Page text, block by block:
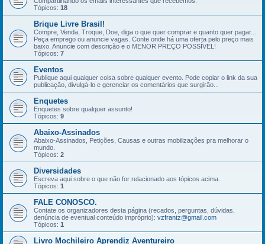
Tópicos: 18
Brique Livre Brasil!
Compre, Venda, Troque, Doe, diga o que quer comprar e quanto quer pagar...
Peça emprego ou anuncie vagas. Conte onde há uma oferta pelo preço mais
baixo. Anuncie com descrição e o MENOR PREÇO POSSÍVEL!
Tópicos: 7
Eventos
Publique aqui qualquer coisa sobre qualquer evento. Pode copiar o link da sua
publicação, divulgá-lo e gerenciar os comentários que surgirão...
Enquetes
Enquetes sobre qualquer assunto!
Tópicos: 9
Abaixo-Assinados
Abaixo-Assinados, Petições, Causas e outras mobilizações pra melhorar o
mundo.
Tópicos: 2
Diversidades
Escreva aqui sobre o que não for relacionado aos tópicos acima.
Tópicos: 1
FALE CONOSCO.
Contate os organizadores desta página (recados, perguntas, dúvidas,
denúncia de eventual conteúdo impróprio): vzfrantz@gmail.com
Tópicos: 1
Livro Mochileiro Aprendiz Aventureiro